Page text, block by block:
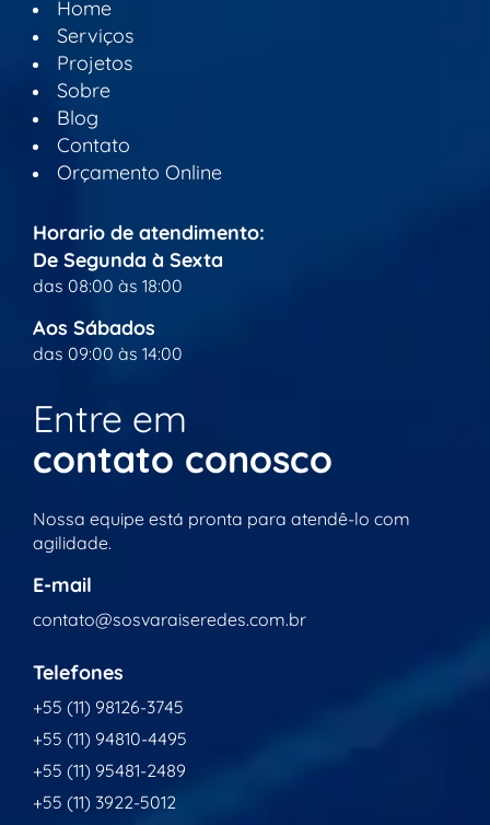
Home
Serviços
Projetos
Sobre
Blog
Contato
Orçamento Online
Horario de atendimento:
De Segunda à Sexta
das 08:00 às 18:00
Aos Sábados
das 09:00 às 14:00
Entre em
contato conosco
Nossa equipe está pronta para atendê-lo com
agilidade.
E-mail
contato@sosvaraiseredes.com.br
Telefones
+55 (11) 98126-3745
+55 (11) 94810-4495
+55 (11) 95481-2489
+55 (11) 3922-5012